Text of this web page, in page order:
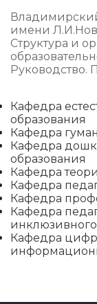
имени
Структура и
Руководство.
Кафедра
образования
Кафедра
Кафедра
образования
Кафедра
Кафедра
Кафедра
Кафедра
Кафедра